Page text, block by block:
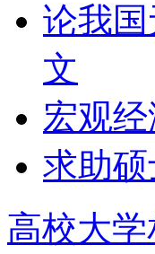
论我
文
宏观
求助
高校大